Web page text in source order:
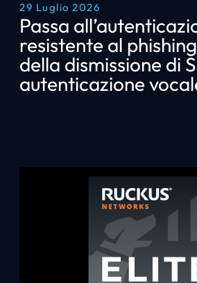
29 Luglio 2026
Passa
resistente al
della dismissione di
autenticazione